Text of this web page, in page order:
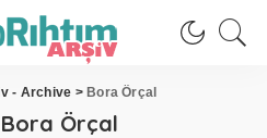
- Archive > Bora Örçal
Bora Örçal